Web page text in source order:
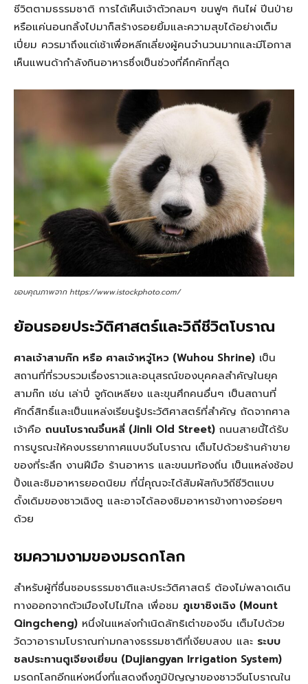
ชีวิตตามธรรมชาติ การได้เห็นเจ้าตัวกลมๆ ขนฟูๆ กินไผ่ ปีนป่าย
หรือแค่นอนกลิ้งไปมาก็สร้างรอยยิ้มและความสุขได้อย่างเต็ม
เปี่ยม ควรมาถึงแต่เช้าเพื่อหลีกเลี่ยงผู้คนจำนวนมากและมีโอกาส
เห็นแพนด้ากำลังกินอาหารซึ่งเป็นช่วงที่คึกคักที่สุด
ขอบคุณภาพจาก https://www.istockphoto.com/
ย้อนรอยประวัติศาสตร์และวิถีชีวิตโบราณ
ศาลเจ้าสามก๊ก หรือ ศาลเจ้าหวู่โหว (Wuhou Shrine) เป็น
สถานที่ที่รวบรวมเรื่องราวและอนุสรณ์ของบุคคลสำคัญในยุค
สามก๊ก เช่น เล่าปี่ จูกัดเหลียง และขุนศึกคนอื่นๆ เป็นสถานที่
ศักดิ์สิทธิ์และเป็นแหล่งเรียนรู้ประวัติศาสตร์ที่สำคัญ ถัดจากศาล
เจ้าคือ ถนนโบราณจิ๋นหลี่ (Jinli Old Street) ถนนสายนี้ได้รับ
การบูรณะให้คงบรรยากาศแบบจีนโบราณ เต็มไปด้วยร้านค้าขาย
ของที่ระลึก งานฝีมือ ร้านอาหาร และขนมท้องถิ่น เป็นแหล่งช้อป
ปิ้งและชิมอาหารยอดนิยม ที่นี่คุณจะได้สัมผัสกับวิถีชีวิตแบบ
ดั้งเดิมของชาวเฉิงตู และอาจได้ลองชิมอาหารข้างทางอร่อยๆ
ด้วย
ชมความงามของมรดกโลก
สำหรับผู้ที่ชื่นชอบธรรมชาติและประวัติศาสตร์ ต้องไม่พลาดเดิน
ทางออกจากตัวเมืองไปไม่ไกล เพื่อชม ภูเขาชิงเฉิง (Mount
Qingcheng) หนึ่งในแหล่งกำเนิดลัทธิเต๋าของจีน เต็มไปด้วย
วัดวาอารามโบราณท่ามกลางธรรมชาติที่เงียบสงบ และ ระบบ
ชลประทานตูเจียงเยี่ยน (Dujiangyan Irrigation System)
มรดกโลกอีกแห่งหนึ่งที่แสดงถึงภูมิปัญญาของชาวจีนโบราณใน